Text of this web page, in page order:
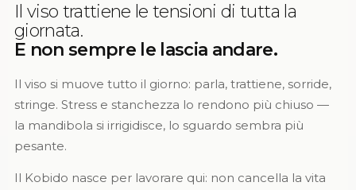
Il viso trattiene le tensioni di tutta la
giornata.
E non sempre le lascia andare.
Il viso si muove tutto il giorno: parla, trattiene, sorride,
stringe. Stress e stanchezza lo rendono più chiuso —
la mandibola si irrigidisce, lo sguardo sembra più
pesante.
Il Kobido nasce per lavorare qui: non cancella la vita